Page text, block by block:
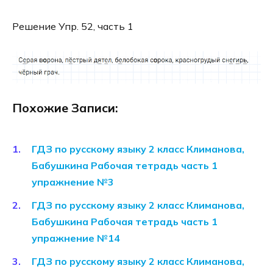
Решение Упр. 52, часть 1
Похожие Записи:
ГДЗ по русскому языку 2 класс Климанова,
Бабушкина Рабочая тетрадь часть 1
упражнение №3
ГДЗ по русскому языку 2 класс Климанова,
Бабушкина Рабочая тетрадь часть 1
упражнение №14
ГДЗ по русскому языку 2 класс Климанова,